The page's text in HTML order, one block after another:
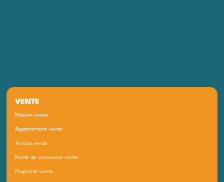
VENTE
Maison vente
Appartement vente
Terrain vente
Fonds de commerce vente
Propriété vente